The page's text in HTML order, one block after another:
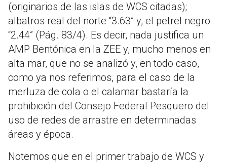
(originarios de las islas de WCS citadas);
albatros real del norte “3.63” y, el petrel negro
“2.44” (Pág. 83/4). Es decir, nada justifica un
AMP Bentónica en la ZEE y, mucho menos en
alta mar, que no se analizó y, en todo caso,
como ya nos referimos, para el caso de la
merluza de cola o el calamar bastaría la
prohibición del Consejo Federal Pesquero del
uso de redes de arrastre en determinadas
áreas y época.
Notemos que en el primer trabajo de WCS y